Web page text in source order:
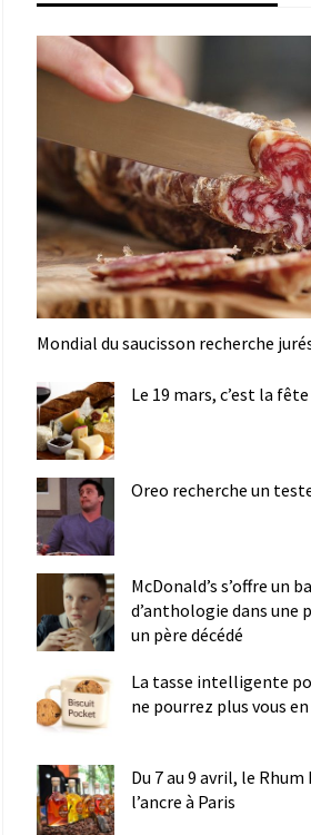
Mondial du saucisson recherche
Le 19 mars, c’est la
Oreo recherche un
McDonald’s s’offre un
d’anthologie dans une
un père décédé
La tasse intelligente
ne pourrez plus vous
Du 7 au 9 avril, le
l’ancre à Paris